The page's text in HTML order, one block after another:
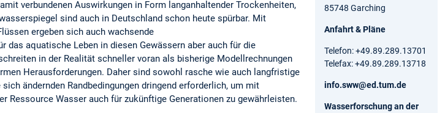
verbundenen Auswirkungen in Form langanhaltender Trockenheiten,
sind auch in Deutschland schon heute spürbar. Mit
ergeben sich auch wachsende
aquatische Leben in diesen Gewässern aber auch für die
in der Realität schneller voran als bisherige Modellrechnungen
Herausforderungen. Daher sind sowohl rasche wie auch langfristige
ändernden Randbedingungen dringend erforderlich, um mit
Ressource Wasser auch für zukünftige Generationen zu gewährleisten.
85748 Garching
Anfahrt & Pläne
Telefon: +49.89.289.13701
Telefax: +49.89.289.13718
info.sww@ed.tum.de
Wasserforschung an der